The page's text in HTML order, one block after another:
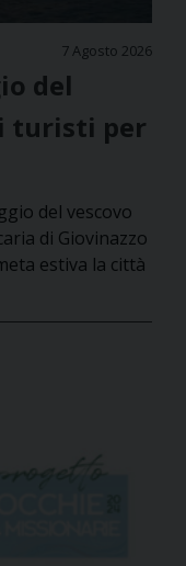
7 Agosto 2026
del
turisti per
del vescovo
di Giovinazzo
estiva la città